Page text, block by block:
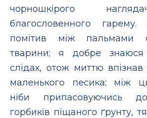
чорношкірого
благословенного
помітив між пальмами
тварини; я добре знаюся
слідах, отож миттю впізнав
маленького песика; між
ніби припасовуючись
горбиків піщаного ґрунту,